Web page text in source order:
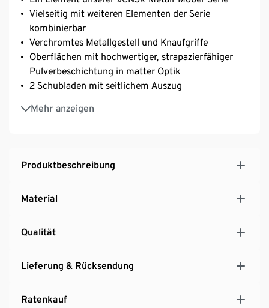
Vielseitig mit weiteren Elementen der Serie
kombinierbar
Verchromtes Metallgestell und Knaufgriffe
Oberflächen mit hochwertiger, strapazierfähiger
Pulverbeschichtung in matter Optik
2 Schubladen mit seitlichem Auszug
Mehr anzeigen
Mit höhenverstellbaren Kunststofffüßen – fester
Stand auch auf unebenen Flächen
Produktbeschreibung
Material
Qualität
Lieferung & Rücksendung
Ratenkauf